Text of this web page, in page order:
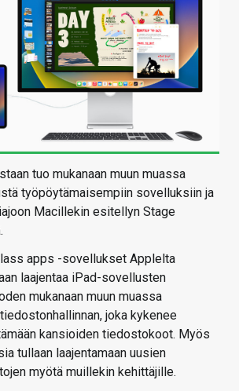
tuo mukanaan muun muassa
työpöytämaisempiin sovelluksiin ja
Macillekin esitellyn Stage
apps -sovellukset Applelta
laajentaa iPad-sovellusten
mukanaan muun muassa
joka kykenee
kansioiden tiedostokoot. Myös
tullaan laajentamaan uusien
myötä muillekin kehittäjille.